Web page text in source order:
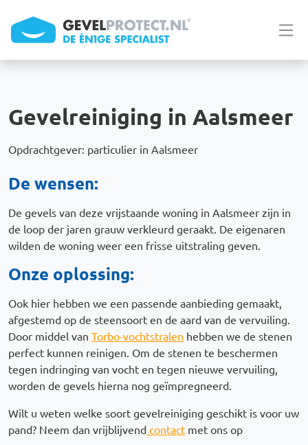
Gevelreiniging in Aalsmeer
Opdrachtgever: particulier in Aalsmeer
De wensen:
De gevels van deze vrijstaande woning in Aalsmeer zijn in
de loop der jaren grauw verkleurd geraakt. De eigenaren
wilden de woning weer een frisse uitstraling geven.
Onze oplossing:
Ook hier hebben we een passende aanbieding gemaakt,
afgestemd op de steensoort en de aard van de vervuiling.
Door middel van Torbo-vochtstralen hebben we de stenen
perfect kunnen reinigen. Om de stenen te beschermen
tegen indringing van vocht en tegen nieuwe vervuiling,
worden de gevels hierna nog geïmpregneerd.
Wilt u weten welke soort gevelreiniging geschikt is voor uw
pand? Neem dan vrijblijvend contact met ons op